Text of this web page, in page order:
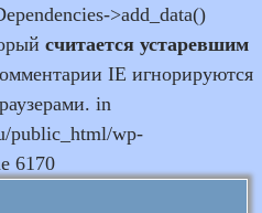
>add_data()
считается устаревшим
IE игнорируются
in
public_html/wp-
6170